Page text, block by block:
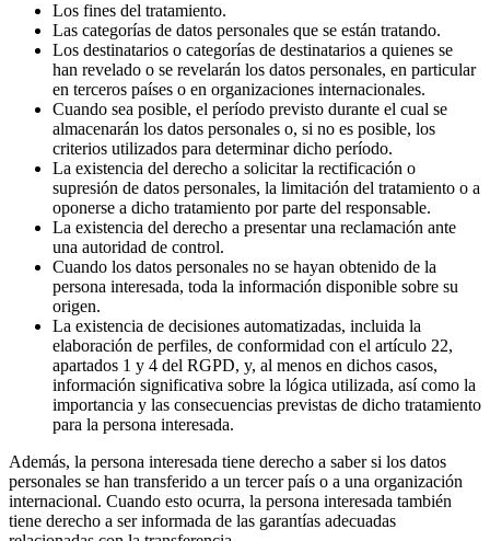
Los fines del tratamiento.
Las categorías de datos personales que se están tratando.
Los destinatarios o categorías de destinatarios a quienes se
han revelado o se revelarán los datos personales, en particular
en terceros países o en organizaciones internacionales.
Cuando sea posible, el período previsto durante el cual se
almacenarán los datos personales o, si no es posible, los
criterios utilizados para determinar dicho período.
La existencia del derecho a solicitar la rectificación o
supresión de datos personales, la limitación del tratamiento o a
oponerse a dicho tratamiento por parte del responsable.
La existencia del derecho a presentar una reclamación ante
una autoridad de control.
Cuando los datos personales no se hayan obtenido de la
persona interesada, toda la información disponible sobre su
origen.
La existencia de decisiones automatizadas, incluida la
elaboración de perfiles, de conformidad con el artículo 22,
apartados 1 y 4 del RGPD, y, al menos en dichos casos,
información significativa sobre la lógica utilizada, así como la
importancia y las consecuencias previstas de dicho tratamiento
para la persona interesada.
Además, la persona interesada tiene derecho a saber si los datos
personales se han transferido a un tercer país o a una organización
internacional. Cuando esto ocurra, la persona interesada también
tiene derecho a ser informada de las garantías adecuadas